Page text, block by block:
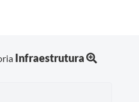
Infraestrutura